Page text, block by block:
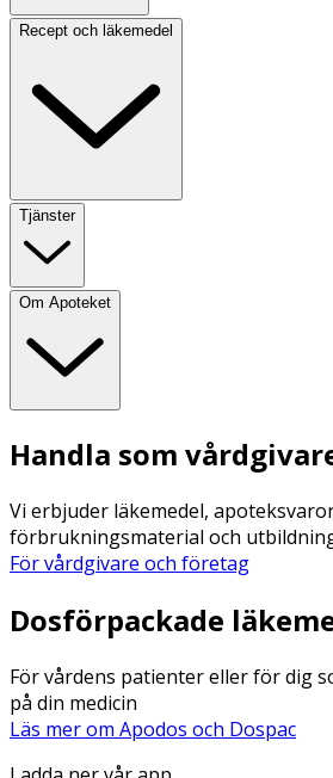
Recept och läkemedel
Tjänster
Om Apoteket
Handla som
Vi erbjuder läkemedel,
förbrukningsmaterial och
För vårdgivare och företag
Dosförpackade
För vårdens patienter eller för dig
på din medicin
Läs mer om Apodos och Dospac